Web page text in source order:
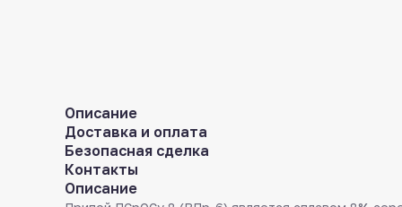
Описание
Доставка и оплата
Безопасная сделка
Контакты
Описание